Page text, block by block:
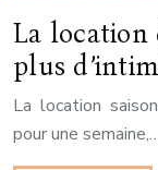
La location
plus
La location
pour une